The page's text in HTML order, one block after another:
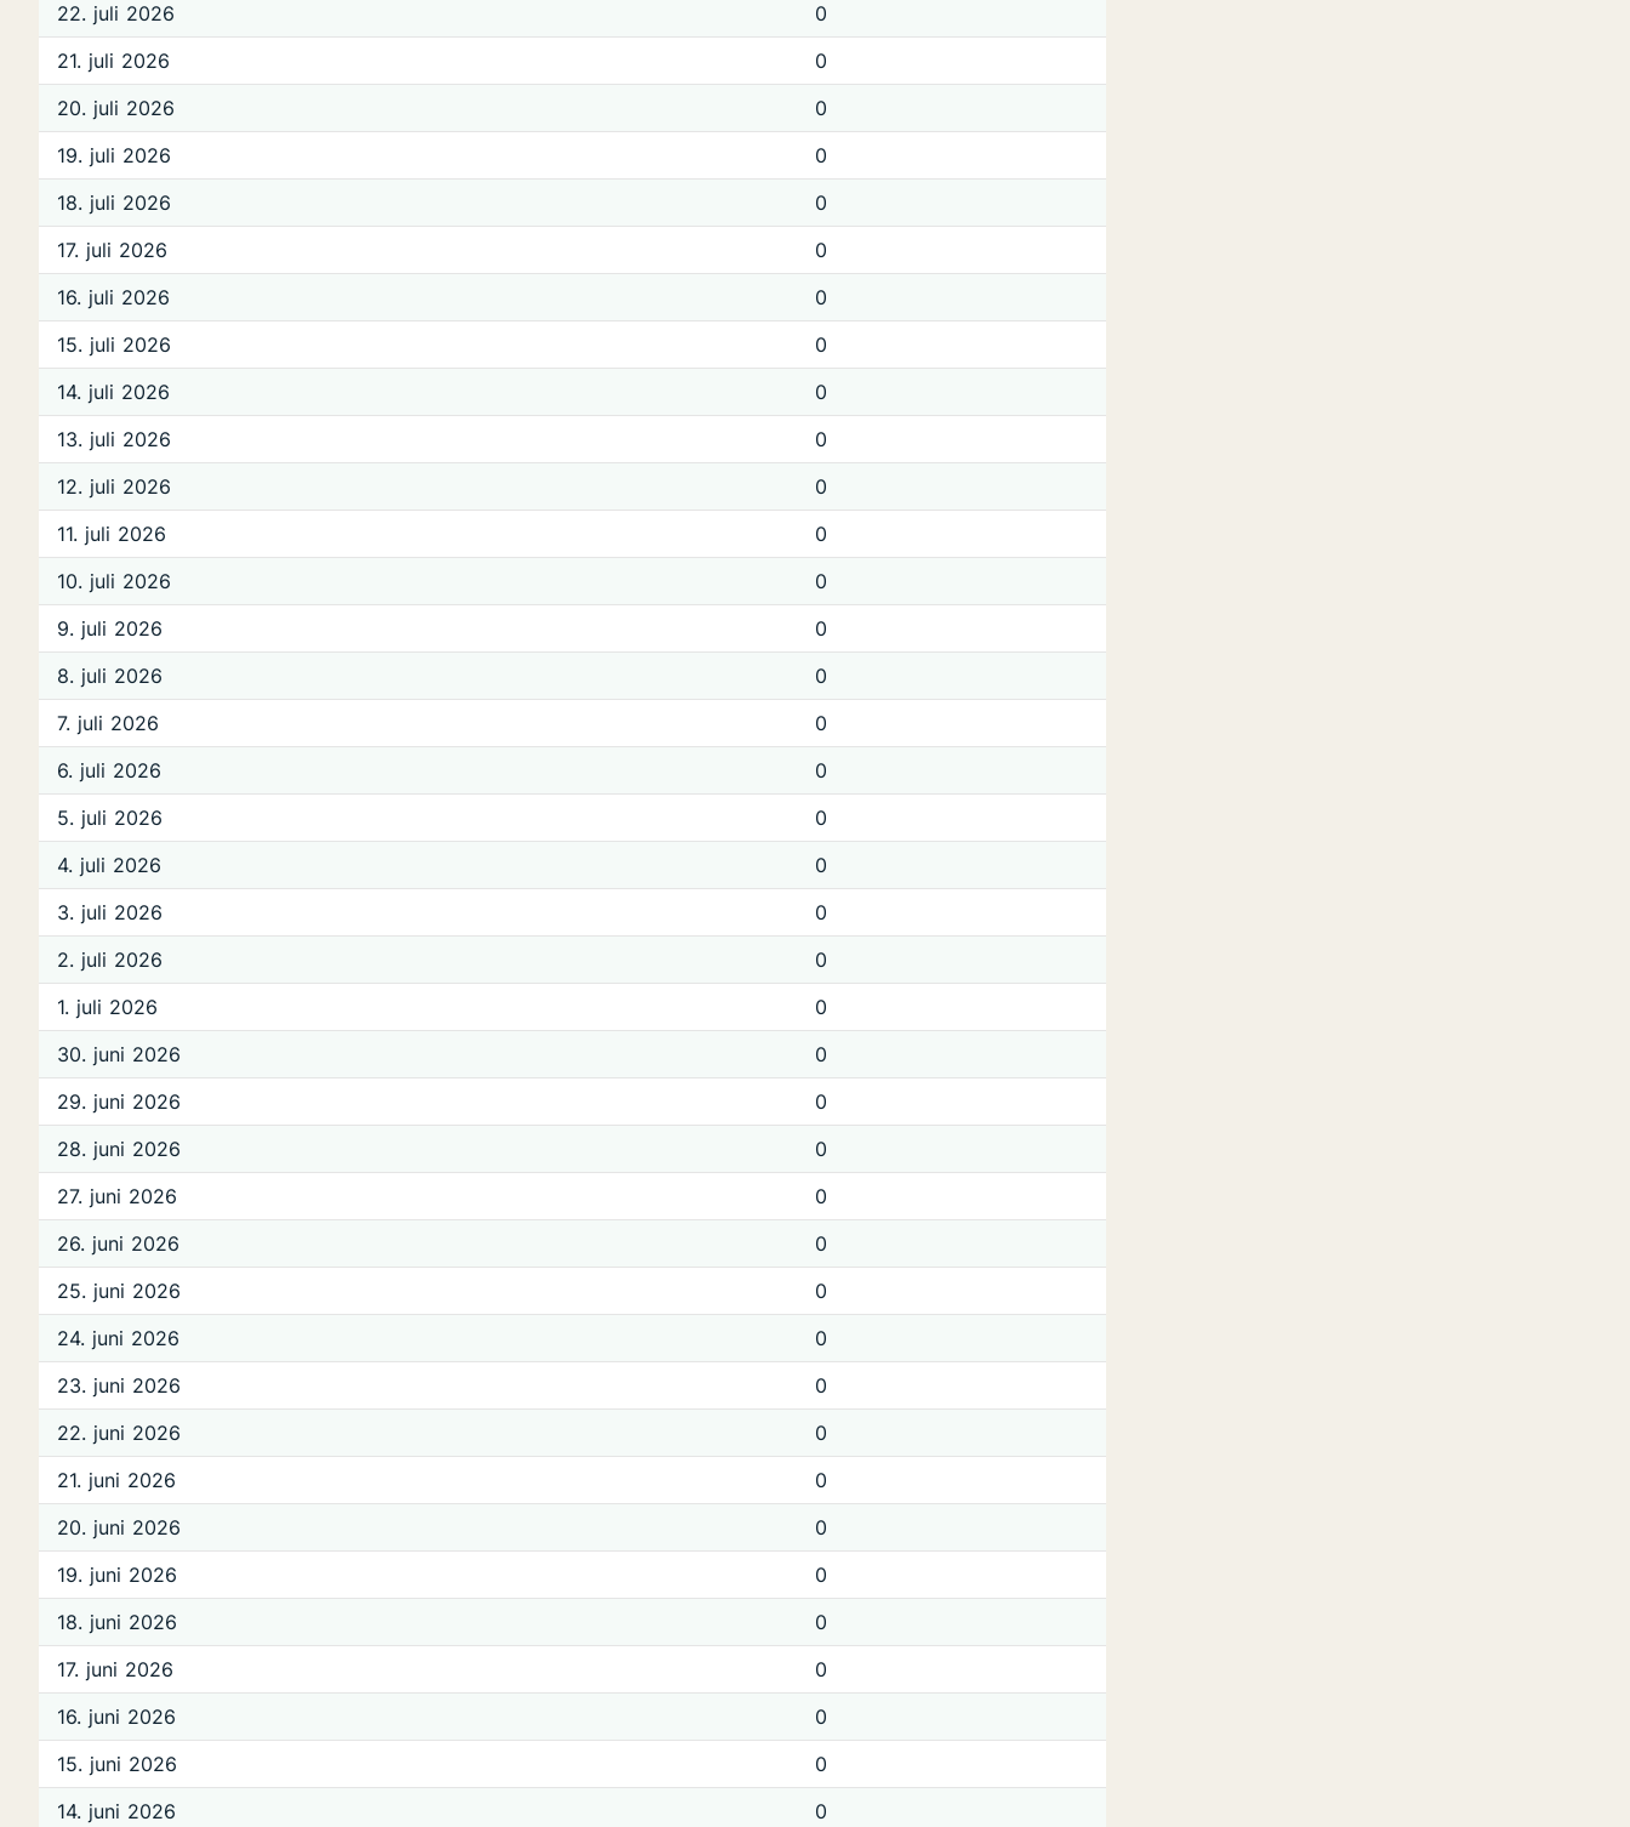
22. juli 2026
0
21. juli 2026
0
20. juli 2026
0
19. juli 2026
0
18. juli 2026
0
17. juli 2026
0
16. juli 2026
0
15. juli 2026
0
14. juli 2026
0
13. juli 2026
0
12. juli 2026
0
11. juli 2026
0
10. juli 2026
0
9. juli 2026
0
8. juli 2026
0
7. juli 2026
0
6. juli 2026
0
5. juli 2026
0
4. juli 2026
0
3. juli 2026
0
2. juli 2026
0
1. juli 2026
0
30. juni 2026
0
29. juni 2026
0
28. juni 2026
0
27. juni 2026
0
26. juni 2026
0
25. juni 2026
0
24. juni 2026
0
23. juni 2026
0
22. juni 2026
0
21. juni 2026
0
20. juni 2026
0
19. juni 2026
0
18. juni 2026
0
17. juni 2026
0
16. juni 2026
0
15. juni 2026
0
14. juni 2026
0